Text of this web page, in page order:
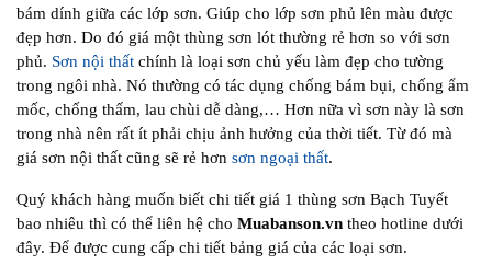
bám dính giữa các lớp sơn. Giúp cho lớp sơn phủ lên màu được
đẹp hơn. Do đó giá một thùng sơn lót thường rẻ hơn so với sơn
phủ. Sơn nội thất chính là loại sơn chủ yếu làm đẹp cho tường
trong ngôi nhà. Nó thường có tác dụng chống bám bụi, chống ẩm
mốc, chống thấm, lau chùi dễ dàng,… Hơn nữa vì sơn này là sơn
trong nhà nên rất ít phải chịu ảnh hưởng của thời tiết. Từ đó mà
giá sơn nội thất cũng sẽ rẻ hơn sơn ngoại thất.
Quý khách hàng muốn biết chi tiết giá 1 thùng sơn Bạch Tuyết
bao nhiêu thì có thể liên hệ cho Muabanson.vn theo hotline dưới
đây. Để được cung cấp chi tiết bảng giá của các loại sơn.